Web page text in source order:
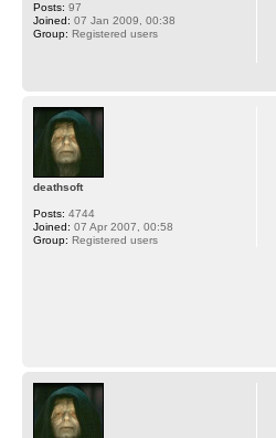
Posts: 97
Joined: 07 Jan 2009, 00:38
Group: Registered users
deathsoft
Posts: 4744
Joined: 07 Apr 2007, 00:58
Group: Registered users